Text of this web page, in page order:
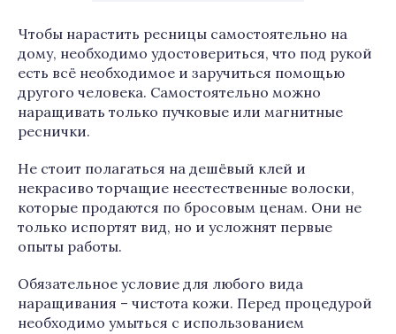
Чтобы нарастить ресницы самостоятельно на
дому, необходимо удостовериться, что под рукой
есть всё необходимое и заручиться помощью
другого человека. Самостоятельно можно
наращивать только пучковые или магнитные
реснички.
Не стоит полагаться на дешёвый клей и
некрасиво торчащие неестественные волоски,
которые продаются по бросовым ценам. Они не
только испортят вид, но и усложнят первые
опыты работы.
Обязательное условие для любого вида
наращивания – чистота кожи. Перед процедурой
необходимо умыться с использованием